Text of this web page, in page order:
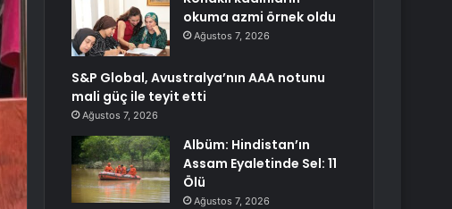
okuma azmi örnek oldu
Ağustos 7, 2026
S&P Global, Avustralya’nın AAA notunu
mali güç ile teyit etti
Ağustos 7, 2026
Albüm: Hindistan’ın
Assam Eyaletinde Sel: 11
Ölü
Ağustos 7, 2026